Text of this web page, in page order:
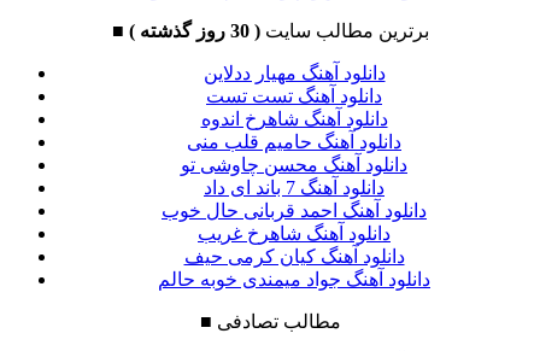
■ برترین مطالب سایت( 30 روز گذشته )
دانلود آهنگ مهیار ددلاین
دانلود آهنگ تست تست
دانلود آهنگ شاهرخ اندوه
دانلود آهنگ حامیم قلب منی
دانلود آهنگ محسن چاوشی تو
دانلود آهنگ 7 باند ای داد
دانلود آهنگ احمد قربانی حال خوب
دانلود آهنگ شاهرخ غریب
دانلود آهنگ کیان کرمی حیف
دانلود آهنگ جواد میمندی خوبه حالم
■ مطالب تصادفی